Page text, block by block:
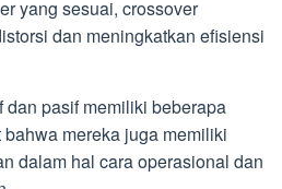
yang sesuai, crossover
dan meningkatkan efisiensi
dan pasif memiliki beberapa
mereka juga memiliki
dalam hal cara operasional dan